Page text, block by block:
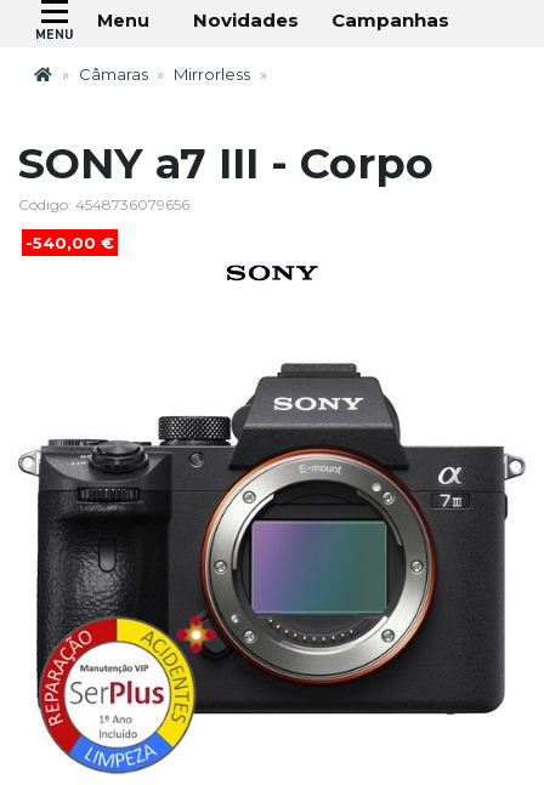
Menu Novidades Campanhas
Câmaras Mirrorless
SONY a7 III - Corpo
Código: 4548736079656
-540,00 €